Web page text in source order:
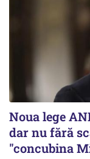
Noua lege
dar nu fără
"concubina